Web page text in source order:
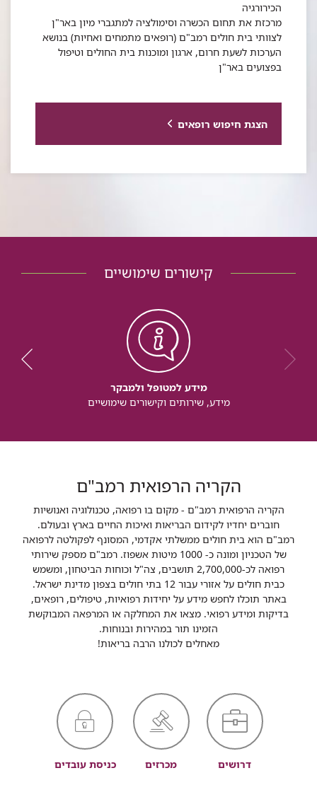
הכירורגיה
מרכזת את תחום הכשרה וסימולציה למתגברי מיון באר"ן
לצוותי בית חולים רמב"ם (רופאים מתמחים ואחיות) בנושא
הערכות לשעת חרום, ארגון ומוכנות בית החולים וטיפול
בפצועים באר"ן
הצגת חיפוש רופאים
קישורים שימושיים
מידע למטופל ולמבקר
מידע, שירותים וקישורים שימושיים
הקריה הרפואית רמב"ם
הקריה הרפואית רמב"ם - מקום בו רפואה, טכנולוגיה ואנושיות
חוברים יחדיו לקידום הבריאות ואיכות החיים בארץ ובעולם.
רמב"ם הוא בית חולים ממשלתי אקדמי, המסונף לפקולטה לרפואה
של הטכניון ומונה כ- 1000 מיטות אשפוז. רמב"ם מספק שירותי
רפואה לכ-2,700,000 תושבים, צה"ל וכוחות הביטחון, ומשמש
כבית חולים על אזורי עבור 12 בתי חולים בצפון מדינת ישראל.
באתר תוכלו לחפש מידע על יחידות רפואיות, טיפולים, רופאים,
בדיקות ומידע רפואי. מצאו את המחלקה או המרפאה המבוקשת
הזמינו תור במהירות ובנוחות.
מאחלים לכולנו הרבה בריאות!
דרושים מכרזים כניסת עובדים